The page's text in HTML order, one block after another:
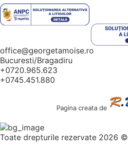
office@georgetamoise.ro
Bucuresti/Bragadiru
+0720.965.623
+0745.451.880
Pagina creata de
Toate drepturile rezervate 2026 ©